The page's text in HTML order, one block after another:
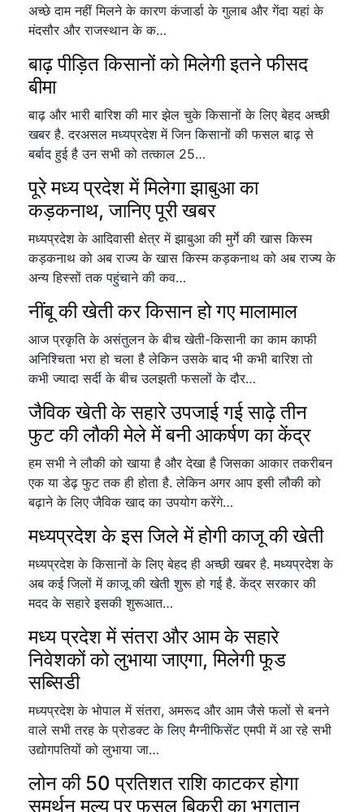
अच्छे दाम नहीं मिलने के कारण कंजार्डा के गुलाब और गेंदा यहां के
मंदसौर और राजस्थान के क…
बाढ़ पीड़ित किसानों को मिलेगी इतने फीसद
बीमा
बाढ़ और भारी बारिश की मार झेल चुके किसानों के लिए बेहद अच्छी
खबर है. दरअसल मध्यप्रदेश में जिन किसानों की फसल बाढ़ से
बर्बाद हुई है उन सभी को तत्काल 25…
पूरे मध्य प्रदेश में मिलेगा झाबुआ का
कड़कनाथ, जानिए पूरी खबर
मध्यप्रदेश के आदिवासी क्षेत्र में झाबुआ की मुर्गे की खास किस्म
कड़कनाथ को अब राज्य के खास किस्म कड़कनाथ को अब राज्य के
अन्य हिस्सों तक पहुंचाने की कव…
नींबू की खेती कर किसान हो गए मालामाल
आज प्रकृति के असंतुलन के बीच खेती-किसानी का काम काफी
अनिश्चिता भरा हो चला है लेकिन उसके बाद भी कभी बारिश तो
कभी ज्यादा सर्दी के बीच उलझती फसलों के दौर…
जैविक खेती के सहारे उपजाई गई साढ़े तीन
फुट की लौकी मेले में बनी आकर्षण का केंद्र
हम सभी ने लौकी को खाया है और देखा है जिसका आकार तकरीबन
एक या डेढ़ फुट तक ही होता है. लेकिन अगर आप इसी लौकी को
बढ़ाने के लिए जैविक खाद का उपयोग करेंगे…
मध्यप्रदेश के इस जिले में होगी काजू की खेती
मध्यप्रदेश के किसानों के लिए बेहद ही अच्छी खबर है. मध्यप्रदेश के
अब कई जिलों में काजू की खेती शुरू हो गई है. केंद्र सरकार की
मदद के सहारे इसकी शुरूआत…
मध्य प्रदेश में संतरा और आम के सहारे
निवेशकों को लुभाया जाएगा, मिलेगी फूड
सब्सिडी
मध्यप्रदेश के भोपाल में संतरा, अमरूद और आम जैसे फलों से बनने
वाले सभी तरह के प्रोडक्ट के लिए मैग्नीफिसेंट एमपी में आ रहे सभी
उद्योगपतियों को लुभाया जा…
लोन की 50 प्रतिशत राशि काटकर होगा
समर्थन मूल्य पर फसल बिक्री का भुगतान